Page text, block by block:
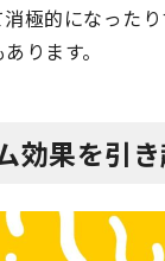
極的になった
ります。
効果を引